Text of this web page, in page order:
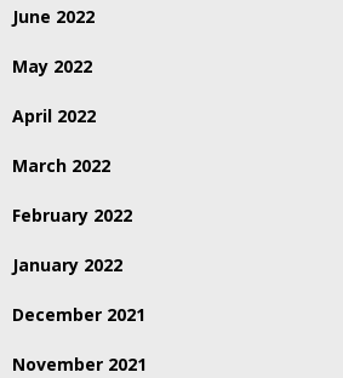
June 2022
May 2022
April 2022
March 2022
February 2022
January 2022
December 2021
November 2021